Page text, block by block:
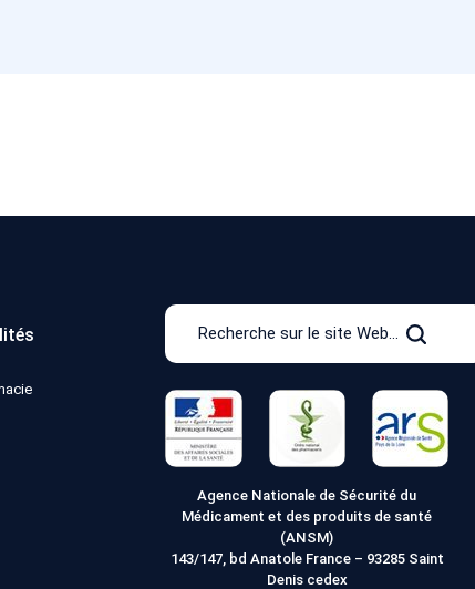
Recherche
le
site
Web
Agence Nationale de Sécurité du
Médicament et des produits de santé
(ANSM)
143/147, bd Anatole France – 93285 Saint
Denis cedex